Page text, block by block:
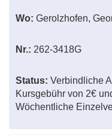
Wo: Gerolzhofen,
Nr.: 262-3418G
Status: Verbindliche
Kursgebühr von 2€
Wöchentliche